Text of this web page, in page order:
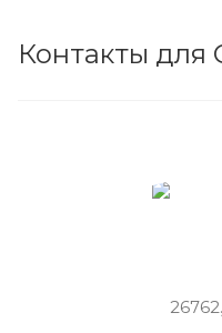
Контакты